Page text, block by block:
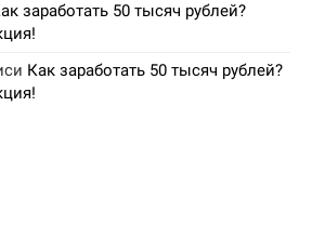
заработать 50 тысяч рублей?
Как заработать 50 тысяч рублей?